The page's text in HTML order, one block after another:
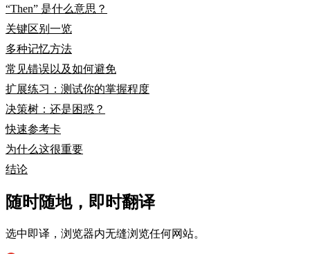
“Then” 是什么意思？
关键区别一览
多种记忆方法
常见错误以及如何避免
扩展练习：测试你的掌握程度
决策树：还是困惑？
快速参考卡
为什么这很重要
结论
随时随地，即时翻译
选中即译，浏览器内无缝浏览任何网站。